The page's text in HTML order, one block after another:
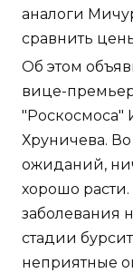
аналоги
сравнить
Об этом
вице-
"Роскосмоса"
Хруничева. Во
ожиданий,
хорошо
заболевания
стадии
неприятные